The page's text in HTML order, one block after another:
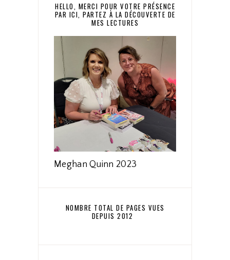
HELLO, MERCI POUR VOTRE PRÉSENCE
PAR ICI, PARTEZ À LA DÉCOUVERTE DE
MES LECTURES
Meghan Quinn 2023
NOMBRE TOTAL DE PAGES VUES
DEPUIS 2012